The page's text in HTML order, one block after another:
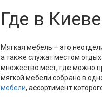
Где в
Мягкая мебель – это
а также служат местом
множество мест, где можно
мягкой мебели собрано в
мебели, ассортимент